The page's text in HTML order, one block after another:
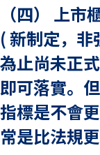
（四） 上市
( 新制定，
為止尚未正
即可落實。
指標是不會
常是比法規